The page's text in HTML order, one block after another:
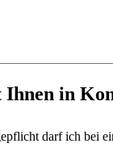
in
darf ich bei